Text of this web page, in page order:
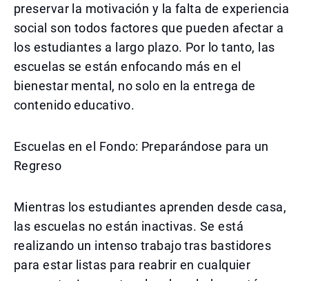
preservar la motivación y la falta de experiencia
social son todos factores que pueden afectar a
los estudiantes a largo plazo. Por lo tanto, las
escuelas se están enfocando más en el
bienestar mental, no solo en la entrega de
contenido educativo.
Escuelas en el Fondo: Preparándose para un
Regreso
Mientras los estudiantes aprenden desde casa,
las escuelas no están inactivas. Se está
realizando un intenso trabajo tras bastidores
para estar listas para reabrir en cualquier